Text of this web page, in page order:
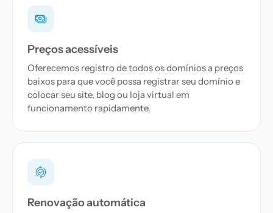
Preços acessíveis
Oferecemos registro de todos os domínios a preços
baixos para que você possa registrar seu domínio e
colocar seu site, blog ou loja virtual em
funcionamento rapidamente.
Renovação automática